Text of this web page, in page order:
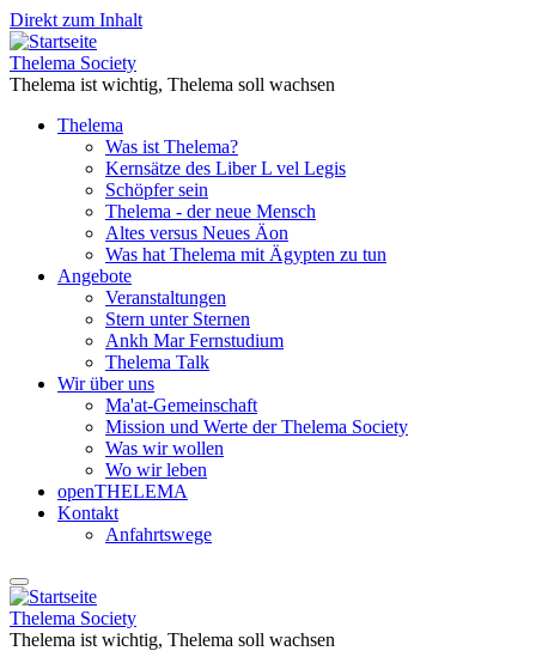
Direkt zum Inhalt
Thelema Society
Thelema ist wichtig, Thelema soll wachsen
Thelema
Was ist Thelema?
Kernsätze des Liber L vel Legis
Schöpfer sein
Thelema - der neue Mensch
Altes versus Neues Äon
Was hat Thelema mit Ägypten zu tun
Angebote
Veranstaltungen
Stern unter Sternen
Ankh Mar Fernstudium
Thelema Talk
Wir über uns
Ma'at-Gemeinschaft
Mission und Werte der Thelema Society
Was wir wollen
Wo wir leben
openTHELEMA
Kontakt
Anfahrtswege
Thelema Society
Thelema ist wichtig, Thelema soll wachsen